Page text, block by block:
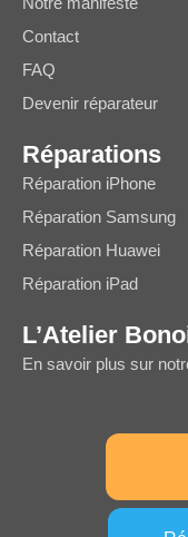
Contact
FAQ
Devenir réparateur
Réparations
Réparation iPhone
Réparation Samsung
Réparation Huawei
Réparation iPad
L’Atelier
En savoir plus sur